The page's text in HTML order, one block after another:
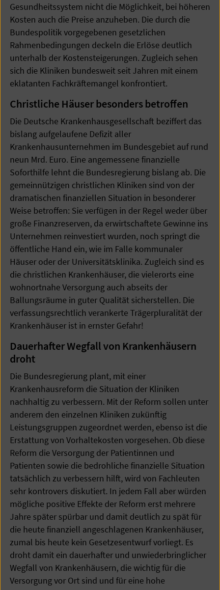
Gesundheitssystem nicht die Möglichkeit, bei höheren
Kosten auch die Preise anzuheben. Die durch die
Bundespolitik vorgegebenen gesetzlichen
Rahmenbedingungen deckeln die Erlöse deutlich
unterhalb der Kostensteigerungen. Zugleich sehen
sich die Kliniken bundesweit seit Jahren mit einem
eklatanten Fachkräftemangel konfrontiert.
Christliche Häuser besonders betroffen
Die Deutsche Krankenhausgesellschaft beziffert das
bislang aufgelaufene Defizit aller
Krankenhausunternehmen im Bundesgebiet auf rund
neun Mrd. Euro. Eine angemessene finanzielle
Soforthilfe lehnt die Bundesregierung bislang ab. Die
gemeinnützigen christlichen Kliniken sind von der
dramatischen finanziellen Situation in besonderer
Weise betroffen: Sie verfügen in der Regel weder über
große Finanzreserven, da erwirtschaftete Gewinne ins
Unternehmen reinvestiert wurden, noch springt die
öffentliche Hand ein, wie im Falle kommunaler
Häuser oder der Universitätsklinika. Zugleich sind es
die christlichen Krankenhäuser, die vielerorts eine
wohnortnahe Versorgung auch abseits der
Ballungsräume in guter Qualität sicherstellen. Die
verfassungsrechtlich verankerte Trägerpluralität der
Krankenhäuser ist in ernster Gefahr!
Dauerhafter Wegfall von Krankenhäusern
droht
Die Bundesregierung plant, mit einer
Krankenhausreform die Situation der Kliniken
nachhaltig zu verbessern. Mit der Reform sollen unter
anderem den einzelnen Kliniken zukünftig
Leistungsgruppen zugeordnet werden, ebenso ist die
Erstattung von Vorhaltekosten vorgesehen. Ob diese
Reform die Versorgung der Patientinnen und
Patienten sowie die bedrohliche finanzielle Situation
tatsächlich zu verbessern hilft, wird von Fachleuten
sehr kontrovers diskutiert. In jedem Fall aber würden
mögliche positive Effekte der Reform erst mehrere
Jahre später spürbar und damit deutlich zu spät für
die heute finanziell angeschlagenen Krankenhäuser,
zumal bis heute kein Gesetzesentwurf vorliegt. Es
droht damit ein dauerhafter und unwiederbringlicher
Wegfall von Krankenhäusern, die wichtig für die
Versorgung vor Ort sind und für eine hohe